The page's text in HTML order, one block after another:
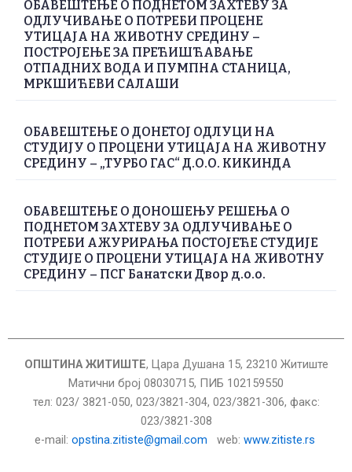
ОБАВЕШТЕЊЕ О ПОДНЕТОМ ЗАХТЕВУ ЗА
ОДЛУЧИВАЊЕ О ПОТРЕБИ ПРОЦЕНЕ
УТИЦАЈА НА ЖИВОТНУ СРЕДИНУ –
ПОСТРОЈЕЊЕ ЗА ПРЕЋИШЋАВАЊЕ
ОТПАДНИХ ВОДА И ПУМПНА СТАНИЦА,
МРКШИЋЕВИ САЛАШИ
ОБАВЕШТЕЊЕ О ДОНЕТОЈ ОДЛУЦИ НА
СТУДИЈУ О ПРОЦЕНИ УТИЦАЈА НА ЖИВОТНУ
СРЕДИНУ – „ТУРБО ГАС“ Д.О.О. КИКИНДА
ОБАВЕШТЕЊЕ О ДОНОШЕЊУ РЕШЕЊА О
ПОДНЕТОМ ЗАХТЕВУ ЗА ОДЛУЧИВАЊЕ О
ПОТРЕБИ АЖУРИРАЊА ПОСТОЈЕЋЕ СТУДИЈЕ
СТУДИЈЕ О ПРОЦЕНИ УТИЦАЈА НА ЖИВОТНУ
СРЕДИНУ – ПСГ Банатски Двор д.о.о.
ОПШТИНА ЖИТИШТЕ, Цара Душана 15, 23210 Житиште
Матични број 08030715, ПИБ 102159550
тел: 023/ 3821-050, 023/3821-304, 023/3821-306, факс:
023/3821-308
е-mail: opstina.zitiste@gmail.com web: www.zitiste.rs